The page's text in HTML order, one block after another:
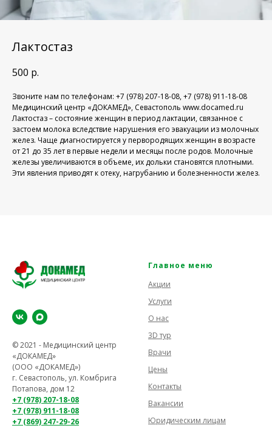
Лактостаз
500 р.
Звоните нам по телефонам: +7 (978) 207-18-08, +7 (978) 911-18-08
Медицинский центр «ДОКАМЕД», Севастополь www.docamed.ru
Лактостаз – состояние женщин в период лактации, связанное с
застоем молока вследствие нарушения его эвакуации из молочных
желез. Чаще диагностируется у первородящих женщин в возрасте
от 21 до 35 лет в первые недели и месяцы после родов. Молочные
железы увеличиваются в объеме, их дольки становятся плотными.
Эти явления приводят к отеку, нагрубанию и болезненности желез.
© 2021 - Медицинский центр
«ДОКАМЕД»
(ООО «ДОКАМЕД»)
г. Севастополь, ул. Комбрига
Потапова, дом 12
+7 (978) 207-18-08
+7 (978) 911-18-08
+7 (869) 247-29-26
Главное меню
Акции
Услуги
О нас
3D тур
Врачи
Цены
Контакты
Вакансии
Юридическим лицам